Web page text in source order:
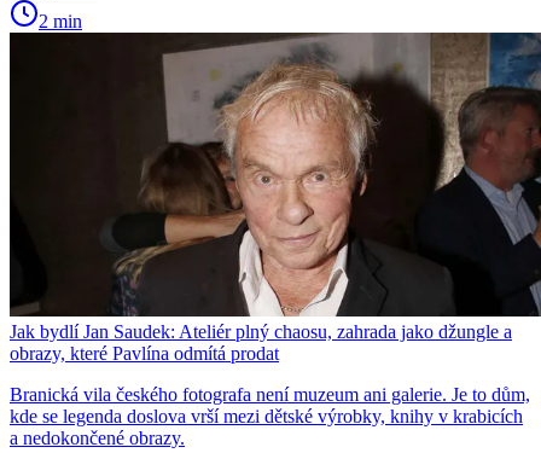
2 min
Jak bydlí Jan Saudek: Ateliér plný chaosu, zahrada jako džungle a
obrazy, které Pavlína odmítá prodat
Branická vila českého fotografa není muzeum ani galerie. Je to dům,
kde se legenda doslova vrší mezi dětské výrobky, knihy v krabicích
a nedokončené obrazy.